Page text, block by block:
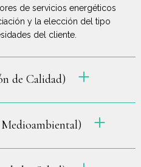
de servicios energéticos
y la elección del tipo
del cliente.
de Calidad)